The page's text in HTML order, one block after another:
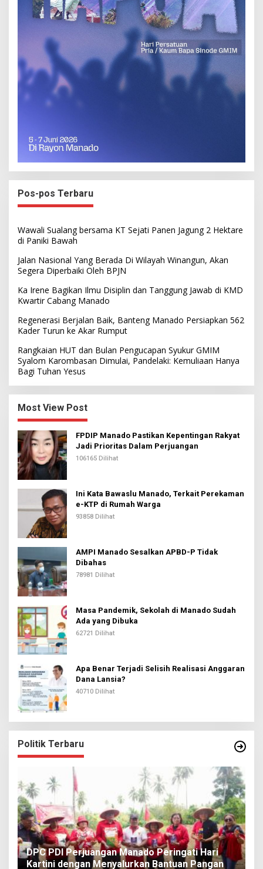
Pos-pos Terbaru
Wawali Sualang bersama KT Sejati Panen Jagung 2 Hektare
di Paniki Bawah
Jalan Nasional Yang Berada Di Wilayah Winangun, Akan
Segera Diperbaiki Oleh BPJN
Ka Irene Bagikan Ilmu Disiplin dan Tanggung Jawab di KMD
Kwartir Cabang Manado
Regenerasi Berjalan Baik, Banteng Manado Persiapkan 562
Kader Turun ke Akar Rumput
Rangkaian HUT dan Bulan Pengucapan Syukur GMIM
Syalom Karombasan Dimulai, Pandelaki: Kemuliaan Hanya
Bagi Tuhan Yesus
Most View Post
FPDIP Manado Pastikan Kepentingan Rakyat
Jadi Prioritas Dalam Perjuangan
106165 Dilihat
Ini Kata Bawaslu Manado, Terkait Perekaman
e-KTP di Rumah Warga
93858 Dilihat
AMPI Manado Sesalkan APBD-P Tidak
Dibahas
78981 Dilihat
Masa Pandemik, Sekolah di Manado Sudah
Ada yang Dibuka
62721 Dilihat
Apa Benar Terjadi Selisih Realisasi Anggaran
Dana Lansia?
40710 Dilihat
Politik Terbaru
DPC PDI Perjuangan Manado Peringati Hari
Kartini dengan Menyalurkan Bantuan Pangan